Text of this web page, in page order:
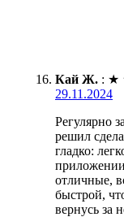
Кай Ж. : ★
29.11.2024
Регулярно
решил
гладко:
отличные,
быстрой,
вернусь за